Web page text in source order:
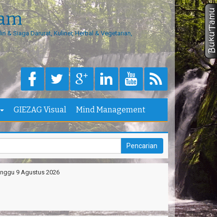
& Siaga Darurat, Kuliner, Herbal & Vegetarian,
GIEZAG Visual Mind Management
9 Agustus 2026